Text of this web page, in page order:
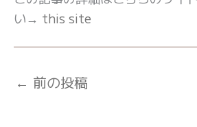
い→ this site
← 前の投稿